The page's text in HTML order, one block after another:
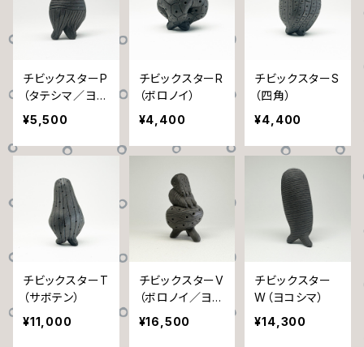
チビックスターP
（タテシマ／ヨコ
シマ）
¥5,500
チビックスターR
（ボロノイ）
¥4,400
チビックスターS
（四角）
¥4,400
チビックスターT
（サボテン）
¥11,000
チビックスターV
（ボロノイ／ヨコ
シマ／波ドット）
¥16,500
チビックスター
W（ヨコシマ）
¥14,300